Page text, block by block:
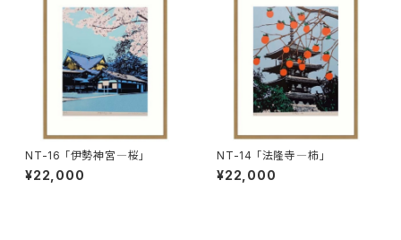
NT-16 「伊勢神宮―桜」
¥22,000
NT-14 「法隆寺―柿」
¥22,000